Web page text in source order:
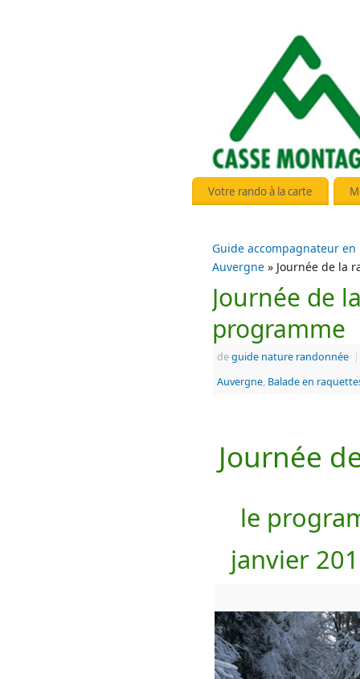
Votre rando à la carte
Guide accompagnateur
Auvergne » Journée de la
Journée de
programme
deguide nature randonnée |
Auvergne, Balade en
Journée
le
janvier